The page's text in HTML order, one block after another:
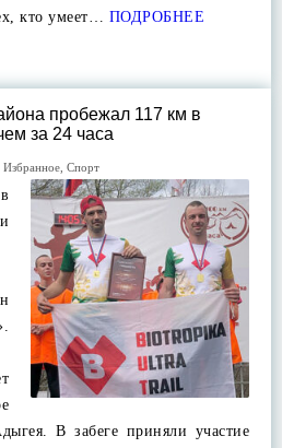
кто умеет… ПОДРОБНЕЕ
пробежал 117 км в
за 24 часа
Избранное Спорт
В забеге приняли участие